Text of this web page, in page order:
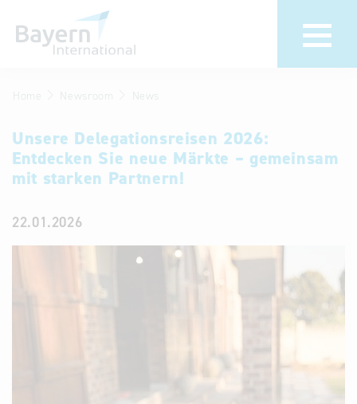
Wir über uns
Invest in Bavaria
Partner &
Wirtschaftsrepräsentanzen
Publikationen
Stellenangebote
30 Jahre
Newsroom
Newsletter
Home Newsroom News
Unsere Delegationsreisen 2026:
Entdecken Sie neue Märkte – gemeinsam
mit starken Partnern!
22.01.2026